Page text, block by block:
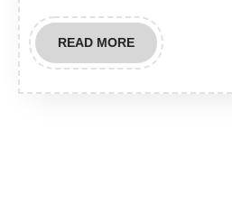
READ MOREREAD
MORE